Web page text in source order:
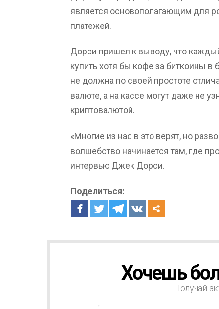
является основополагающим для
платежей.
Дорси пришел к выводу, что
купить хотя бы кофе за биткоины
не должна по своей простоте
валюте, а на кассе могут даже не
криптовалютой.
«Многие из нас в это верят, но
волшебство начинается там, где
интервью Джек Дорси.
Поделиться:
Хочешь
Получай